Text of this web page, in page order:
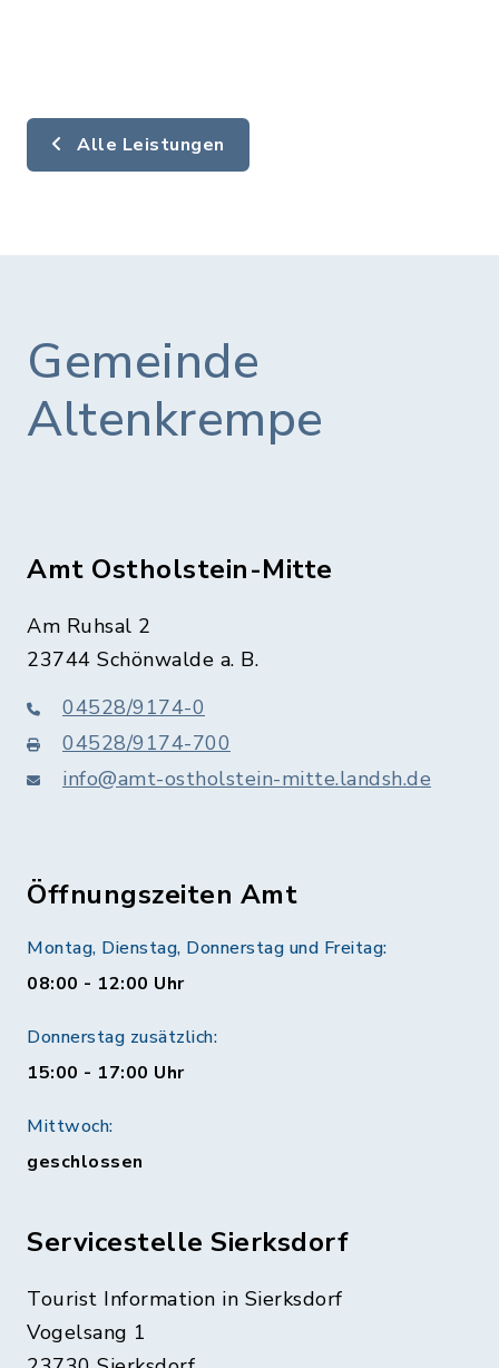
Alle Leistungen
Gemeinde
Altenkrempe
Amt Ostholstein-Mitte
Am Ruhsal 2
23744 Schönwalde a. B.
04528/9174-0
04528/9174-700
info@amt-ostholstein-mitte.landsh.de
Öffnungszeiten Amt
Montag, Dienstag, Donnerstag und Freitag:
08:00 - 12:00 Uhr
Donnerstag zusätzlich:
15:00 - 17:00 Uhr
Mittwoch:
geschlossen
Servicestelle Sierksdorf
Tourist Information in Sierksdorf
Vogelsang 1